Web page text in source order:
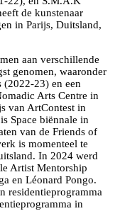
de kunstenaar
in Parijs, Duitsland,
aan verschillende
genomen, waaronder
(2022-23) en een
Arts Centre in
van ArtContest in
Space biënnale in
van de Friends of
is momenteel te
In 2024 werd
Artist Mentorship
en Léonard Pongo.
residentieprogramma
in